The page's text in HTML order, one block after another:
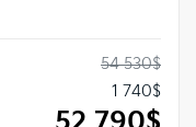
54 530$
1 740$